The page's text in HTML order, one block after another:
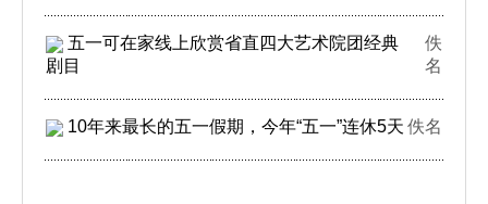
五一可在家线上欣赏省直四大艺术院团经典
剧目
佚
名
10年来最长的五一假期，今年“五一”连休5天 佚名